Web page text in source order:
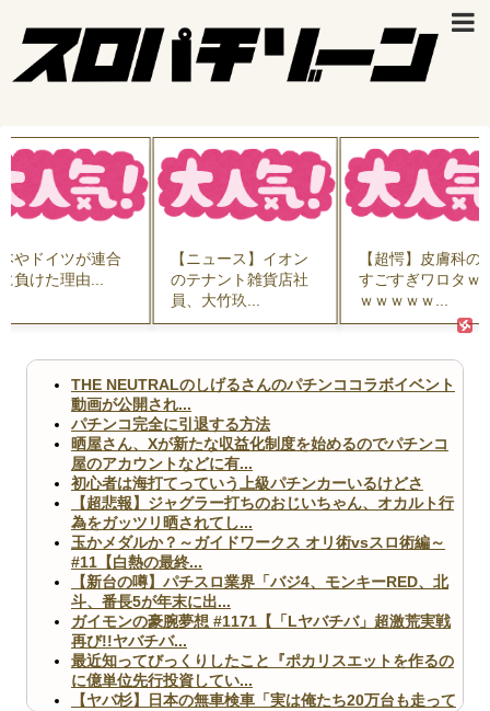
やドイツが連合
負けた理由...
【ニュース】イオン
のテナント雑貨店社
員、大竹玖...
【超愕】皮膚科の
すごすぎワロタｗ
ｗｗｗｗｗ...
THE NEUTRALのしげるさんのパチンココラボイベント
動画が公開され...
パチンコ完全に引退する方法
晒屋さん、Xが新たな収益化制度を始めるのでパチンコ
屋のアカウントなどに有...
初心者は海打てっていう上級パチンカーいるけどさ
【超悲報】ジャグラー打ちのおじいちゃん、オカルト行
為をガッツリ晒されてし...
玉かメダルか？～ガイドワークス オリ術vsスロ術編～
#11【白熱の最終...
【新台の噂】パチスロ業界「バジ4、モンキーRED、北
斗、番長5が年末に出...
ガイモンの豪腕夢想 #1171【「Lヤバチバ」超激荒実戦
再び!!ヤバチバ...
最近知ってびっくりしたこと『ポカリスエットを作るの
に億単位先行投資してい...
【ヤバ杉】日本の無車検車「実は俺たち20万台も走って